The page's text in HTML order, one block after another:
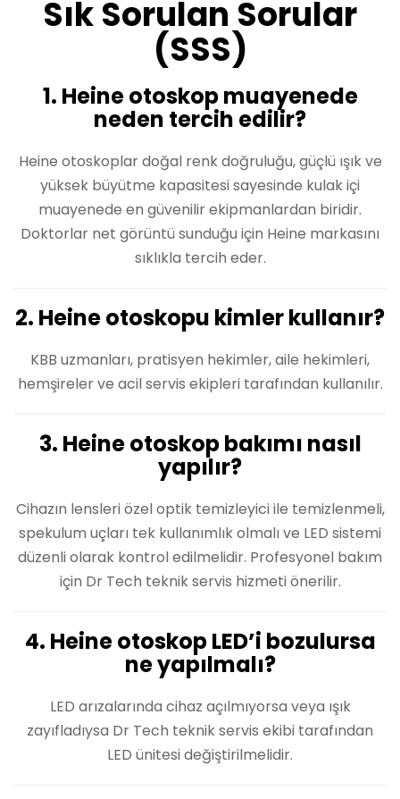
Sık Sorulan Sorular
(SSS)
1. Heine otoskop muayenede
neden tercih edilir?
Heine otoskoplar doğal renk doğruluğu, güçlü ışık ve
yüksek büyütme kapasitesi sayesinde kulak içi
muayenede en güvenilir ekipmanlardan biridir.
Doktorlar net görüntü sunduğu için Heine markasını
sıklıkla tercih eder.
2. Heine otoskopu kimler kullanır?
KBB uzmanları, pratisyen hekimler, aile hekimleri,
hemşireler ve acil servis ekipleri tarafından kullanılır.
3. Heine otoskop bakımı nasıl
yapılır?
Cihazın lensleri özel optik temizleyici ile temizlenmeli,
spekulum uçları tek kullanımlık olmalı ve LED sistemi
düzenli olarak kontrol edilmelidir. Profesyonel bakım
için Dr Tech teknik servis hizmeti önerilir.
4. Heine otoskop LED’i bozulursa
ne yapılmalı?
LED arızalarında cihaz açılmıyorsa veya ışık
zayıfladıysa Dr Tech teknik servis ekibi tarafından
LED ünitesi değiştirilmelidir.